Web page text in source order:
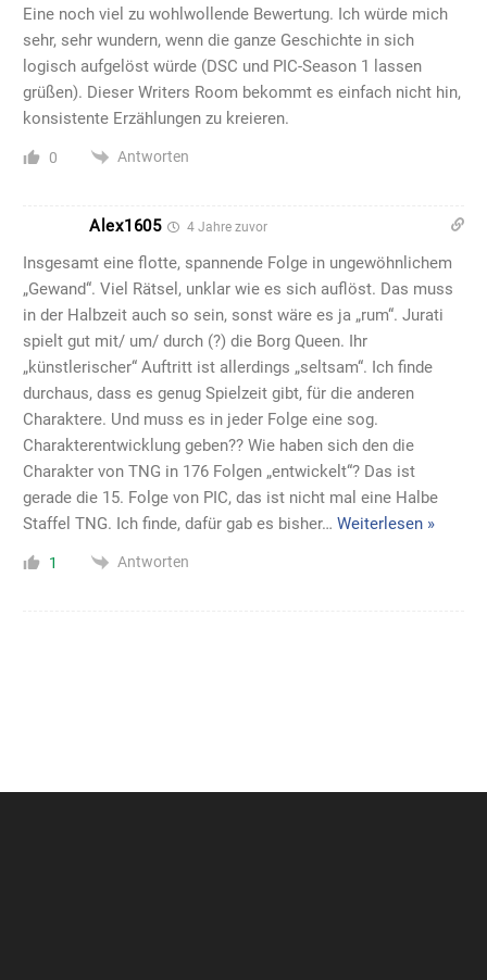
Eine noch viel zu wohlwollende Bewertung. Ich würde mich
sehr, sehr wundern, wenn die ganze Geschichte in sich
logisch aufgelöst würde (DSC und PIC-Season 1 lassen
grüßen). Dieser Writers Room bekommt es einfach nicht hin,
konsistente Erzählungen zu kreieren.
0 Antworten
Alex1605 4 Jahre zuvor
Insgesamt eine flotte, spannende Folge in ungewöhnlichem
„Gewand“. Viel Rätsel, unklar wie es sich auflöst. Das muss
in der Halbzeit auch so sein, sonst wäre es ja „rum“. Jurati
spielt gut mit/ um/ durch (?) die Borg Queen. Ihr
„künstlerischer“ Auftritt ist allerdings „seltsam“. Ich finde
durchaus, dass es genug Spielzeit gibt, für die anderen
Charaktere. Und muss es in jeder Folge eine sog.
Charakterentwicklung geben?? Wie haben sich den die
Charakter von TNG in 176 Folgen „entwickelt“? Das ist
gerade die 15. Folge von PIC, das ist nicht mal eine Halbe
Staffel TNG. Ich finde, dafür gab es bisher… Weiterlesen »
1 Antworten